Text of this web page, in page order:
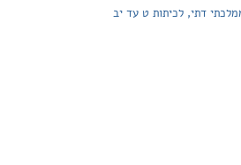
דתי, לכיתות ט עד יב